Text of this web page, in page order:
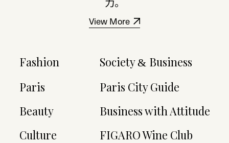
View More
Fashion
Paris
Beauty
Culture
Society& Business
Paris City Guide
Business with Attitude
FIGARO Wine Club